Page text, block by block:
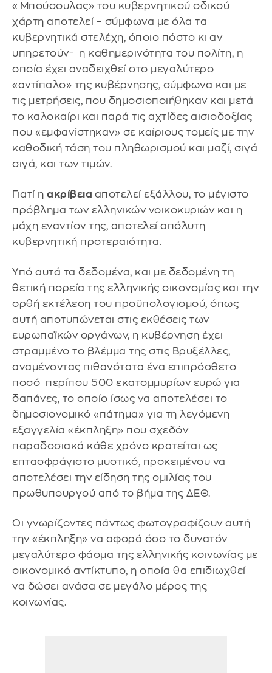
«Μπούσουλας» του κυβερνητικού οδικού
χάρτη αποτελεί – σύμφωνα με όλα τα
κυβερνητικά στελέχη, όποιο πόστο κι αν
υπηρετούν- η καθημερινότητα του πολίτη, η
οποία έχει αναδειχθεί στο μεγαλύτερο
«αντίπαλο» της κυβέρνησης, σύμφωνα και με
τις μετρήσεις, που δημοσιοποιήθηκαν και μετά
το καλοκαίρι και παρά τις αχτίδες αισιοδοξίας
που «εμφανίστηκαν» σε καίριους τομείς με την
καθοδική τάση του πληθωρισμού και μαζί, σιγά
σιγά, και των τιμών.
Γιατί η ακρίβεια αποτελεί εξάλλου, το μέγιστο
πρόβλημα των ελληνικών νοικοκυριών και η
μάχη εναντίον της, αποτελεί απόλυτη
κυβερνητική προτεραιότητα.
Υπό αυτά τα δεδομένα, και με δεδομένη τη
θετική πορεία της ελληνικής οικονομίας και την
ορθή εκτέλεση του προϋπολογισμού, όπως
αυτή αποτυπώνεται στις εκθέσεις των
ευρωπαϊκών οργάνων, η κυβέρνηση έχει
στραμμένο το βλέμμα της στις Βρυξέλλες,
αναμένοντας πιθανότατα ένα επιπρόσθετο
ποσό περίπου 500 εκατομμυρίων ευρώ για
δαπάνες, το οποίο ίσως να αποτελέσει το
δημοσιονομικό «πάτημα» για τη λεγόμενη
εξαγγελία «έκπληξη» που σχεδόν
παραδοσιακά κάθε χρόνο κρατείται ως
επτασφράγιστο μυστικό, προκειμένου να
αποτελέσει την είδηση της ομιλίας του
πρωθυπουργού από το βήμα της ΔΕΘ.
Οι γνωρίζοντες πάντως φωτογραφίζουν αυτή
την «έκπληξη» να αφορά όσο το δυνατόν
μεγαλύτερο φάσμα της ελληνικής κοινωνίας με
οικονομικό αντίκτυπο, η οποία θα επιδιωχθεί
να δώσει ανάσα σε μεγάλο μέρος της
κοινωνίας.